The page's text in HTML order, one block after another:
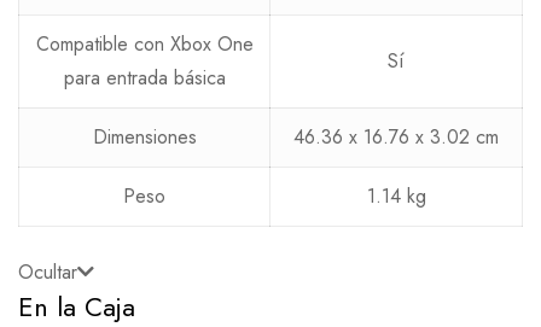
Compatible con Xbox One
para entrada básica
Sí
Dimensiones 46.36 x 16.76 x 3.02 cm
Peso 1.14 kg
Ocultar
En la Caja